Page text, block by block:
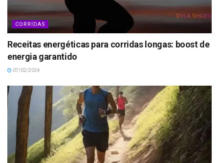
CORRIDAS
Receitas energéticas para corridas longas: boost de
energia garantido
07/02/2024